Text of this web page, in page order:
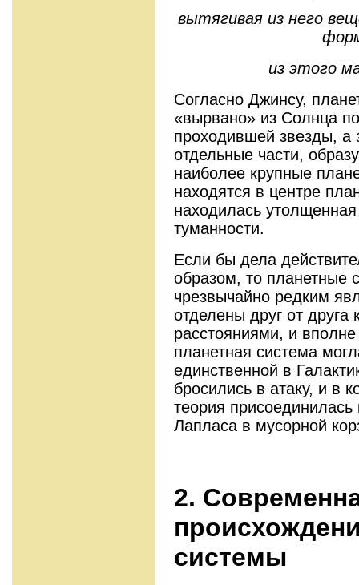
вытягивая из него
из этого
Согласно Джинсу,
«вырвано» из Солнца
проходившей звезды, а
отдельные части,
наиболее крупные
находятся в центре
находилась утолщенная
туманности.
Если бы дела
образом, то планетные
чрезвычайно редким
отделены друг от друга
расстояниями, и
планетная система
единственной в
бросились в атаку, и в
теория
Лапласа в мусорной
2.
системы